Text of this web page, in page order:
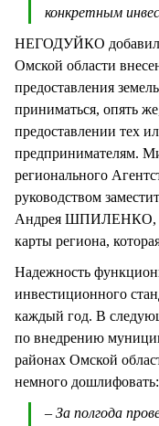
конкретным
НЕГОДУЙКО добавила,
Омской области
предоставления
приниматься, опять
предоставлении тех
предпринимателям.
регионального
руководством
Андрея ШПИЛЕНКО, и
карты региона,
Надежность
инвестиционного
каждый год. В
по внедрению
районах Омской
немного дошлифовать:
– За полгода